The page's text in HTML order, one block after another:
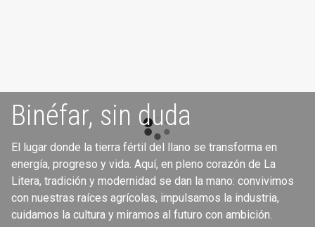
Binéfar, sin duda
El lugar donde la tierra fértil del llano se transforma en
energía, progreso y vida. Aquí, en pleno corazón de La
Litera, tradición y modernidad se dan la mano: convivimos
con nuestras raíces agrícolas, impulsamos la industria,
cuidamos la cultura y miramos al futuro con ambición.
Servicios para la
ciudadanía
Accede a los servicios que se ofrecen a través de la
página web del Ayuntamiento de Binéfar.